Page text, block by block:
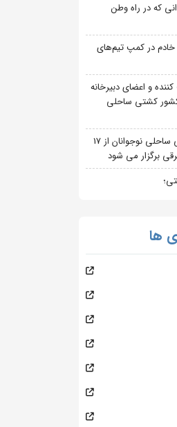
که در راه وطن
خادم در کمپ تیم‌های
و اعضای دبیرخانه
کشتی ساحلی
اردوی تیم ملی کشتی ساحلی نوجوانان از 17
برگزار می شود
ها